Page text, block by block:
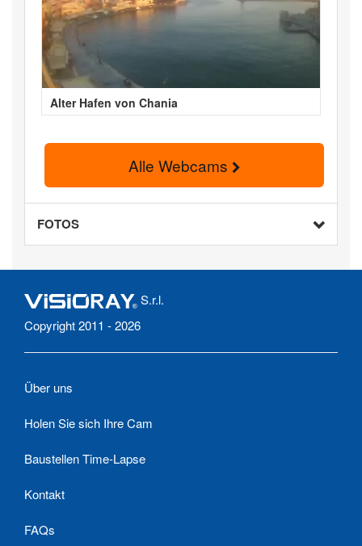
Alter Hafen von Chania
Alle Webcams
FOTOS
S.r.l.
Copyright 2011 - 2026
Über uns
Holen Sie sich Ihre Cam
Baustellen Time-Lapse
Kontakt
FAQs